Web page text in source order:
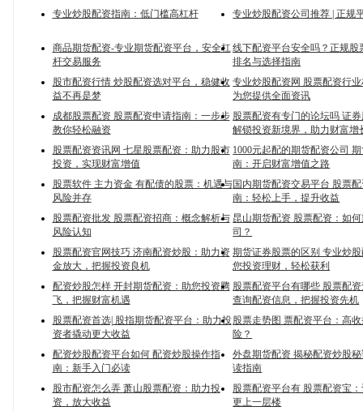
专业炒股配资指南：低门槛高杠杆
专业炒股配资公司推荐 | 正规
商品期货配资-专业期货配资平台，安全杠
杆交易服务
线下配资平台安全吗？正规股
排名与选择指南
股市配资行情 炒股配资选对平台，稳健收
益不再是梦
专业炒股配资网 股票配资行
为您提供全面资讯
成都股票配资 股票配资申请指南：一步步
教你轻松融资
股票配资有专门的论坛吗 证
解锁投资新境界，助力财富增
股票配资资讯网 七星股票配资：助力股市
投资，实现财富增值
1000元起配的期货配资公司
南：开启财富增值之路
股票软件 主力资金 有配债的股票：机遇与
风险并存
国内期货配资交易平台 股票
南：轻松上手，提升收益
股票配资批发 股票配资招商：概念解析与
风险认知
昆山期货配资 股票配资：如
司？
股票配资官网技巧 济南配资炒股：助力资
金放大，把握投资良机
期货证券股票的区别 专业炒
您投资理财，轻松获利
配资炒股怎样 开封期货配资：助您投资腾
飞，把握财富机遇
股票配资平台有哪些 股票配
查询配资信息，把握投资先机
股票配资首选| 股指期货配资平台：助力投
资者撬动更大收益
股票走势图 票配资平台：高
险？
配资炒股配资平台如何 配资炒股操作指
南：新手入门必读
外盘期货配资 揭秘配资炒股
读指南
股市配资怎么弄 萧山股票配资：助力投
资，放大收益
股票配资平台有 股票配资宝
更上一层楼